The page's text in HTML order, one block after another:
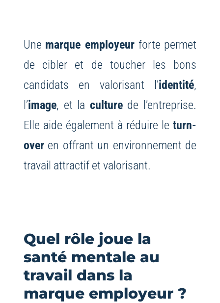
Une marque employeur forte permet
de cibler et de toucher les bons
candidats en valorisant l’identité,
l’image, et la culturede l’entreprise.
Elle aide également à réduire leturn-
overen offrant un environnement de
travail attractif et valorisant.
Quel rôle joue la
santé mentale au
travail dans la
marque employeur ?